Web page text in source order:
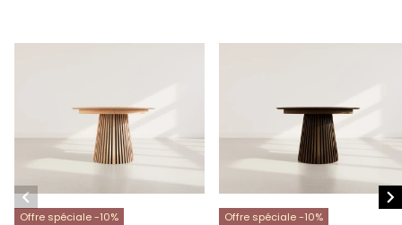
Offre spéciale -10%
Offre spéciale -10%
 